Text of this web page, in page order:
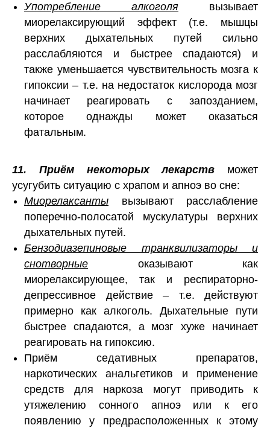
Употребление алкоголя вызывает
миорелаксирующий эффект (т.е. мышцы
верхних дыхательных путей сильно
расслабляются и быстрее спадаются) и
также уменьшается чувствительность мозга к
гипоксии – т.е. на недостаток кислорода мозг
начинает реагировать с запозданием,
которое однажды может оказаться
фатальным.
11. Приём некоторых лекарств может
усугубить ситуацию с храпом и апноэ во сне:
Миорелаксанты вызывают расслабление
поперечно-полосатой мускулатуры верхних
дыхательных путей.
Бензодиазепиновые транквилизаторы и
снотворные оказывают как
миорелаксирующее, так и респираторно-
депрессивное действие – т.е. действуют
примерно как алкоголь. Дыхательные пути
быстрее спадаются, а мозг хуже начинает
реагировать на гипоксию.
Приём седативных препаратов,
наркотических анальгетиков и применение
средств для наркоза могут приводить к
утяжелению сонного апноэ или к его
появлению у предрасположенных к этому